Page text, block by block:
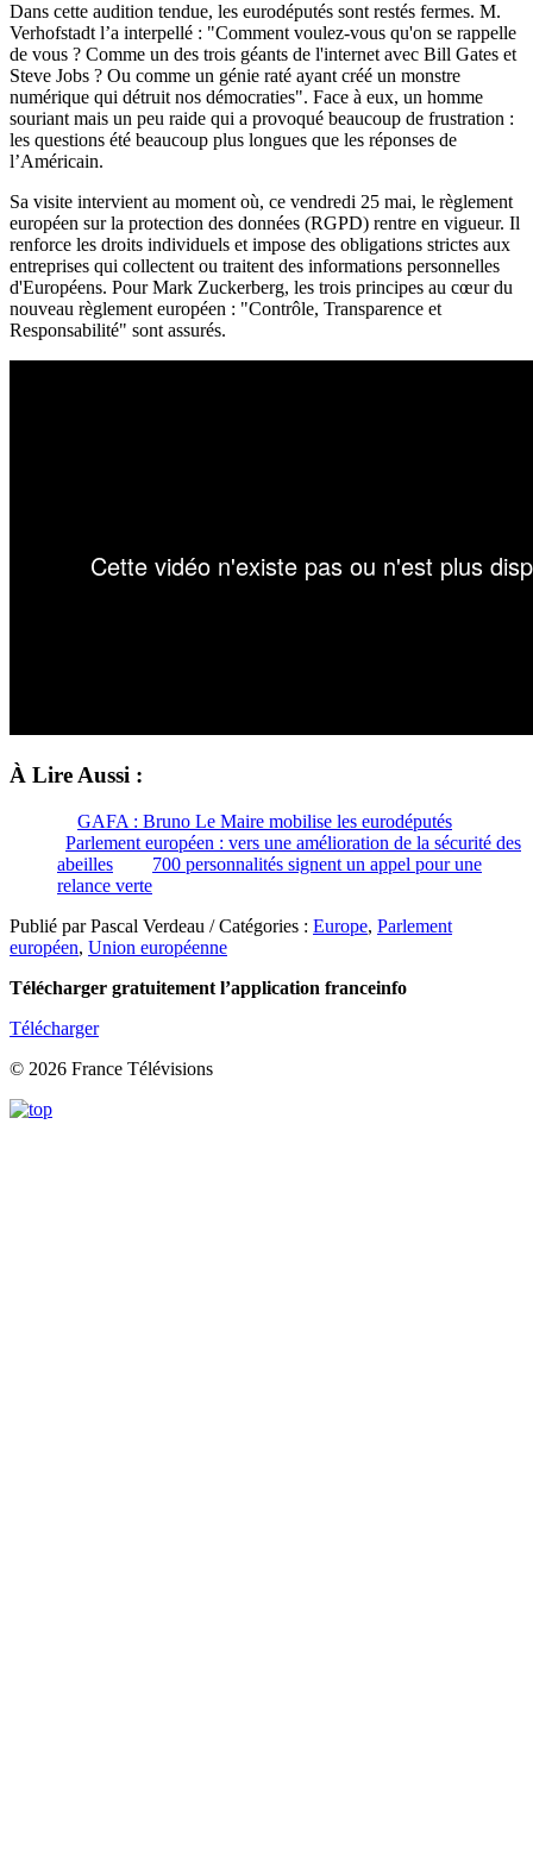
Dans cette audition tendue, les eurodéputés sont restés fermes. M.
Verhofstadt l’a interpellé : "Comment voulez-vous qu'on se rappelle
de vous ? Comme un des trois géants de l'internet avec Bill Gates et
Steve Jobs ? Ou comme un génie raté ayant créé un monstre
numérique qui détruit nos démocraties". Face à eux, un homme
souriant mais un peu raide qui a provoqué beaucoup de frustration :
les questions été beaucoup plus longues que les réponses de
l’Américain.
Sa visite intervient au moment où, ce vendredi 25 mai, le règlement
européen sur la protection des données (RGPD) rentre en vigueur. Il
renforce les droits individuels et impose des obligations strictes aux
entreprises qui collectent ou traitent des informations personnelles
d'Européens. Pour Mark Zuckerberg, les trois principes au cœur du
nouveau règlement européen : "Contrôle, Transparence et
Responsabilité" sont assurés.
À Lire Aussi :
GAFA : Bruno Le Maire mobilise les eurodéputés
Parlement européen : vers une amélioration de la sécurité des
abeilles
700 personnalités signent un appel pour une
relance verte
Publié par Pascal Verdeau / Catégories : Europe, Parlement
européen, Union européenne
Télécharger gratuitement l’application franceinfo
Télécharger
© 2026 France Télévisions